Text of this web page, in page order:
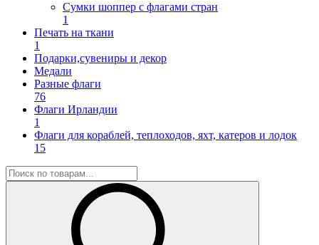
Сумки шоппер с флагами стран
1
Печать на ткани
1
Подарки,сувениры и декор
Медали
Разные флаги
76
Флаги Ирландии
1
Флаги для кораблей, теплоходов, яхт, катеров и лодок
15